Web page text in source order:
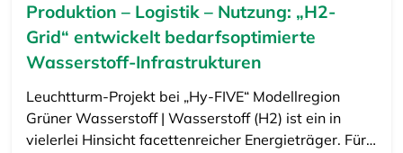
Produktion – Logistik – Nutzung: „H2-
Grid“ entwickelt bedarfsoptimierte
Wasserstoff-Infrastrukturen
Leuchtturm-Projekt bei „Hy-FIVE“ Modellregion
Grüner Wasserstoff | Wasserstoff (H2) ist ein in
vielerlei Hinsicht facettenreicher Energieträger. Für…